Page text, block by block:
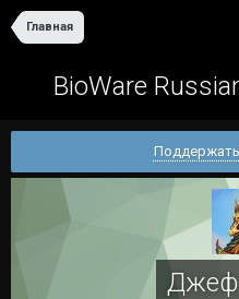
Главная
BioWare
Поддержать
Джеф